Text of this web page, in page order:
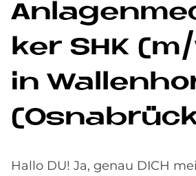
ker SHK
in
Hallo DU! Ja, genau DICH